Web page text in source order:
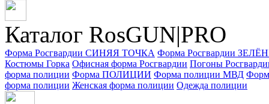
Каталог RosGUN|PRO
Форма Росгвардии СИНЯЯ ТОЧКА Форма Росгвардии
Костюмы Горка Офисная форма Росгвардии Погоны
форма полиции Форма ПОЛИЦИИ Форма полиции МВД
форма полиции Женская форма полиции Одежда полиции